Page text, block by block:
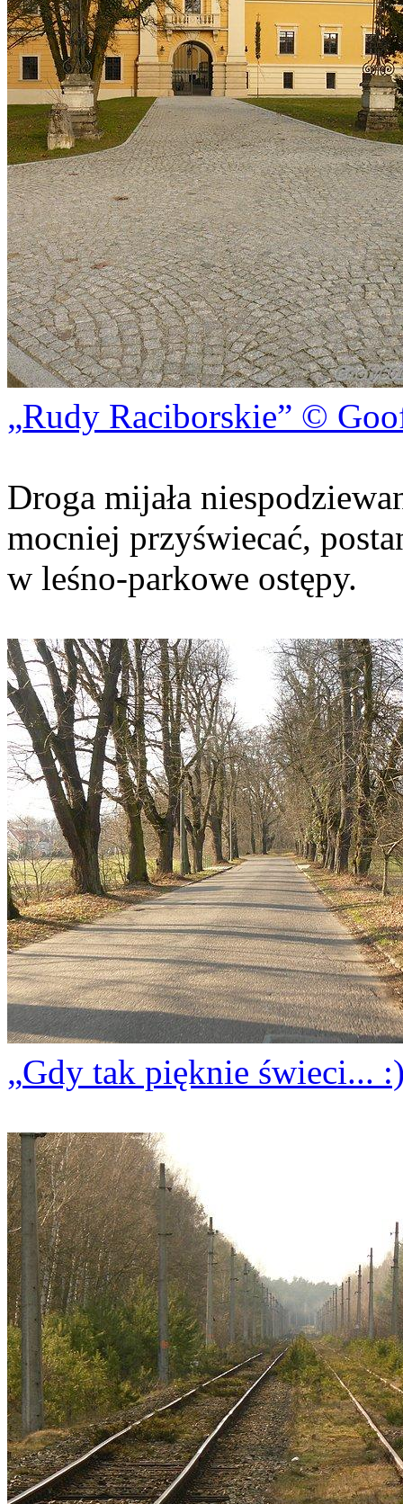
Rudy Raciborskie ©
Droga mijała
mocniej przyświecać,
w leśno-parkowe ostępy.
Gdy tak pięknie świeci...